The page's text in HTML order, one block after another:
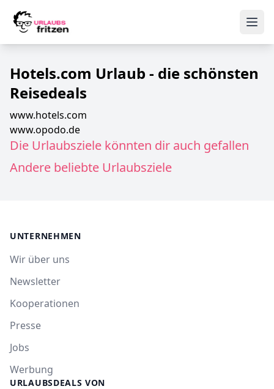
Hotels.com Urlaub - die schönsten
Reisedeals
www.hotels.com
www.opodo.de
Die Urlaubsziele könnten dir auch gefallen
Andere beliebte Urlaubsziele
UNTERNEHMEN
Wir über uns
Newsletter
Kooperationen
Presse
Jobs
Werbung
URLAUBSDEALS VON